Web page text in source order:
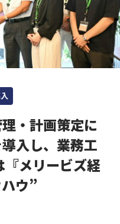
・計画策定に
入し、業務工
メリービズ経
ウ”